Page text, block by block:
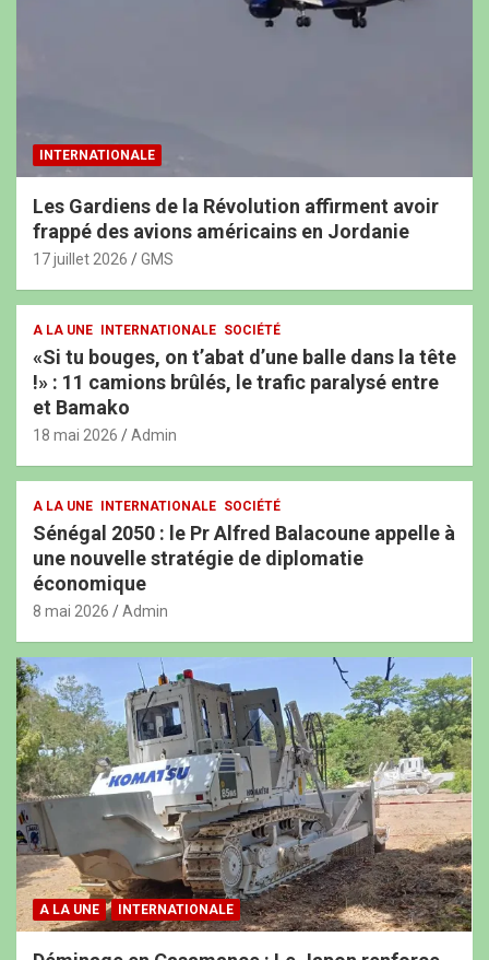
INTERNATIONALE
Les Gardiens de la Révolution affirment avoir
frappé des avions américains en Jordanie
17 juillet 2026 GMS
A LA UNE INTERNATIONALE SOCIÉTÉ
«Si tu bouges, on t’abat d’une balle dans la tête
!» : 11 camions brûlés, le trafic paralysé entre
et Bamako
18 mai 2026 Admin
A LA UNE INTERNATIONALE SOCIÉTÉ
Sénégal 2050 : le Pr Alfred Balacoune appelle à
une nouvelle stratégie de diplomatie
économique
8 mai 2026 Admin
A LA UNE INTERNATIONALE